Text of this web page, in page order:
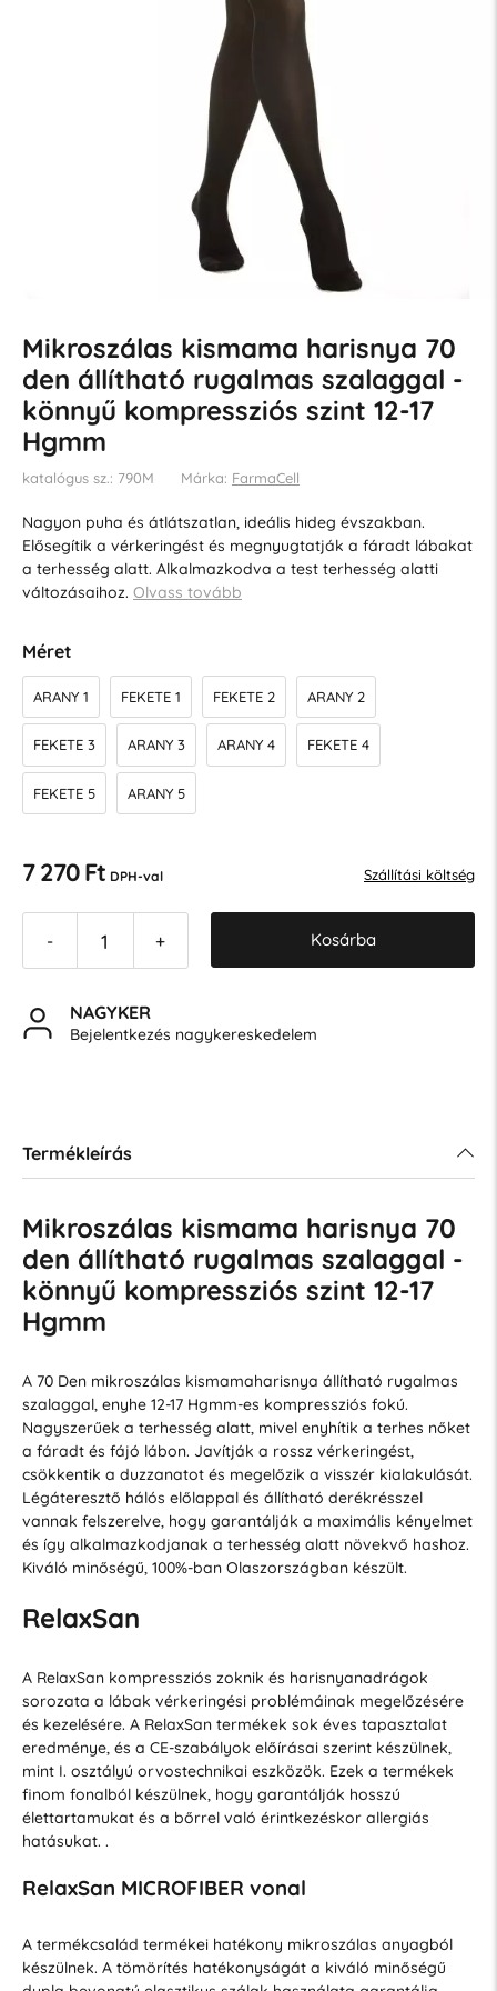
Mikroszálas kismama harisnya 70
den állítható rugalmas szalaggal -
könnyű kompressziós szint 12-17
Hgmm
katalógus sz.: 790M Márka: FarmaCell
Nagyon puha és átlátszatlan, ideális hideg évszakban.
Elősegítik a vérkeringést és megnyugtatják a fáradt lábakat
a terhesség alatt. Alkalmazkodva a test terhesség alatti
változásaihoz. Olvass tovább
Méret
ARANY 1 FEKETE 1 FEKETE 2 ARANY 2
FEKETE 3 ARANY 3 ARANY 4 FEKETE 4
FEKETE 5 ARANY 5
7 270 Ft DPH-val Szállítási költség
- + Kosárba
NAGYKER
Bejelentkezés nagykereskedelem
Termékleírás
Mikroszálas kismama harisnya 70
den állítható rugalmas szalaggal -
könnyű kompressziós szint 12-17
Hgmm
A 70 Den mikroszálas kismamaharisnya állítható rugalmas
szalaggal, enyhe 12-17 Hgmm-es kompressziós fokú.
Nagyszerűek a terhesség alatt, mivel enyhítik a terhes nőket
a fáradt és fájó lábon. Javítják a rossz vérkeringést,
csökkentik a duzzanatot és megelőzik a visszér kialakulását.
Légáteresztő hálós előlappal és állítható derékrésszel
vannak felszerelve, hogy garantálják a maximális kényelmet
és így alkalmazkodjanak a terhesség alatt növekvő hashoz.
Kiváló minőségű, 100%-ban Olaszországban készült.
RelaxSan
A RelaxSan kompressziós zoknik és harisnyanadrágok
sorozata a lábak vérkeringési problémáinak megelőzésére
és kezelésére. A RelaxSan termékek sok éves tapasztalat
eredménye, és a CE-szabályok előírásai szerint készülnek,
mint I. osztályú orvostechnikai eszközök. Ezek a termékek
finom fonalból készülnek, hogy garantálják hosszú
élettartamukat és a bőrrel való érintkezéskor allergiás
hatásukat. .
RelaxSan MICROFIBER vonal
A termékcsalád termékei hatékony mikroszálas anyagból
készülnek. A tömörítés hatékonyságát a kiváló minőségű